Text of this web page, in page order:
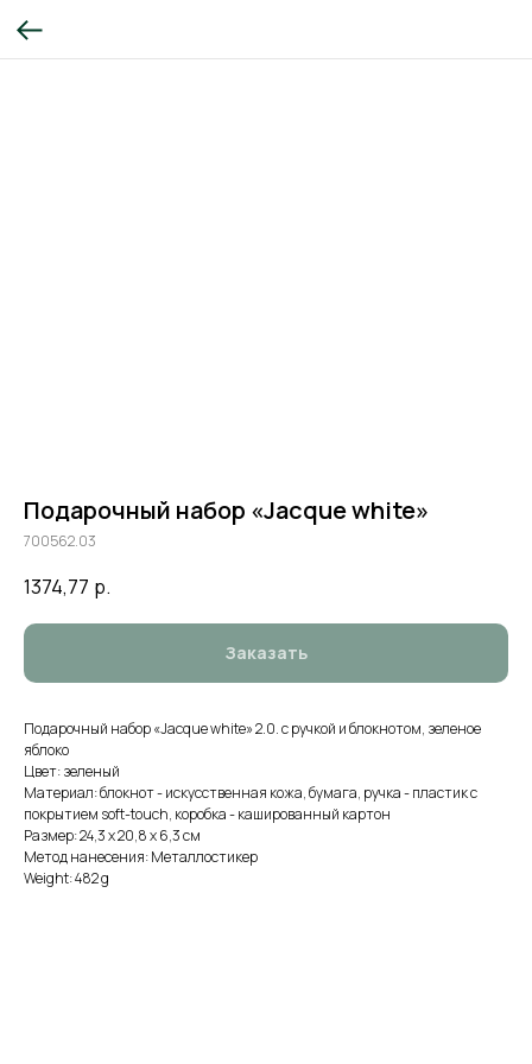
Подарочный набор «Jacque white»
700562.03
1374,77 р.
Заказать
Подарочный набор «Jacque white» 2.0. с ручкой и блокнотом, зеленое
яблоко
Цвет: зеленый
Материал: блокнот - искусственная кожа, бумага, ручка - пластик с
покрытием soft-touch, коробка - кашированный картон
Размер: 24,3 х 20,8 х 6,3 см
Метод нанесения: Металлостикер
Weight: 482 g